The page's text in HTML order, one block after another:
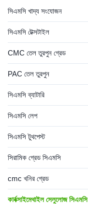
সিএমসি খাদ্য সংযোজন
সিএমসি টেক্সটাইল
CMC তেল তুরপুন গ্রেড
PAC তেল তুরপুন
সিএমসি ব্যাটারি
সিএমসি লেপ
সিএমসি টুথপেস্ট
সিরামিক গ্রেড সিএমসি
cmc খনির গ্রেড
কার্বক্সাইমেথাইল সেলুলোজ সিএমসি